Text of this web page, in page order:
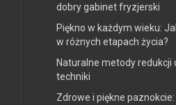
dobry gabinet fryzjerski
Piękno w każdym wieku:
w różnych etapach życia?
Naturalne metody redukcji
techniki
Zdrowe i piękne